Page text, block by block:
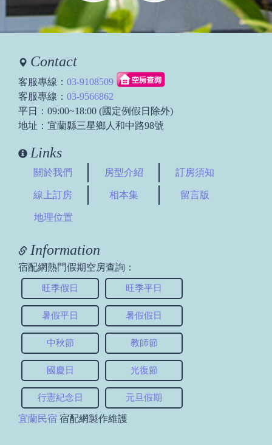
Contact
客服專線： 03-9108509
客服專線： 03-9566862
平日：09:00~18:00 (國定例假日除外)
地址：宜蘭縣三星鄉人和中路98號
Links
關於我們 房型介紹 訂房須知
線上訂房 相本集 留言版
地理位置
Information
宿配網熱門假期空房查詢：
旺季假日 旺季平日
暑假平日 暑假假日
中秋節 教師節
國慶日 光復節
行憲紀念日 元旦假期
宜蘭民宿 宿配網製作維護